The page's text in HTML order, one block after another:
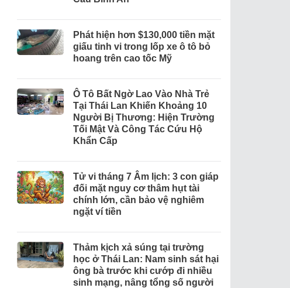
Phát hiện hơn $130,000 tiền mặt
giấu tinh vi trong lốp xe ô tô bỏ
hoang trên cao tốc Mỹ
Ô Tô Bất Ngờ Lao Vào Nhà Trẻ
Tại Thái Lan Khiến Khoảng 10
Người Bị Thương: Hiện Trường
Tối Mật Và Công Tác Cứu Hộ
Khẩn Cấp
Tử vi tháng 7 Âm lịch: 3 con giáp
đối mặt nguy cơ thâm hụt tài
chính lớn, cần bảo vệ nghiêm
ngặt ví tiền
Thảm kịch xả súng tại trường
học ở Thái Lan: Nam sinh sát hại
ông bà trước khi cướp đi nhiều
sinh mạng, nâng tổng số người